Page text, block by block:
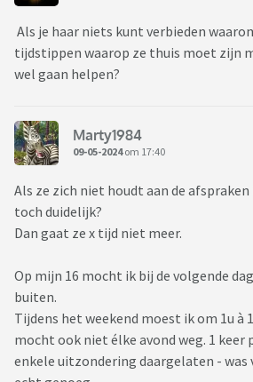
Als je haar niets kunt verbieden
tijdstippen waarop ze thuis moet zijn
wel gaan helpen?
Marty1984
09-05-2024om 17:40
Als ze zich niet houdt aan de afspraken
toch duidelijk?
Dan gaat ze x tijd niet meer.
Op mijn 16 mocht ik bij de volgende
buiten.
Tijdens het weekend moest ik om 1u à
mocht ook niet élke avond weg. 1 keer
enkele uitzondering daargelaten - was